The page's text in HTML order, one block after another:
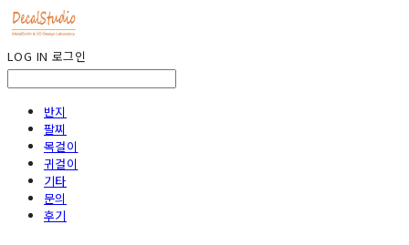
LOG IN 로그인
반지
팔찌
목걸이
귀걸이
기타
문의
후기